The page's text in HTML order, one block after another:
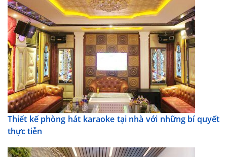
Thiết kế phòng hát karaoke tại nhà với những bí quyết
thực tiễn